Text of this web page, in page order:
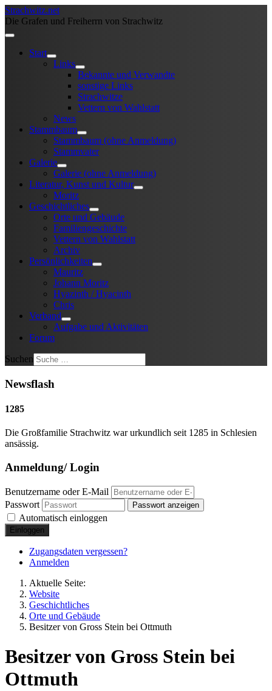
Strachwitz.net
Die Grafen und Freiherrn von Strachwitz
Start
Links
Bekannte und Verwandte
sonstige Links
Strachwitze
Vettern von Wahlstatt
News
Stammbaum
Stammbaum (ohne Anmeldung)
Stammvater
Galerie
Galerie (ohne Anmeldung)
Literatur, Kunst und Kultur
Moritz
Geschichtliches
Orte und Gebäude
Familiengeschichte
Vettern von Wahlstatt
Archiv
Persönlichkeiten
Mauritz
Johann Moritz
Hyazinth / Hyacinth
Chris
Verband
Aufgabe und Aktivitäten
Forum
Suchen
Newsflash
1285
Die Großfamilie Strachwitz war urkundlich seit 1285 in Schlesien
ansässig.
Anmeldung/ Login
Benutzername oder E-Mail
Passwort
Passwort anzeigen
Automatisch einloggen
Einloggen
Zugangsdaten vergessen?
Anmelden
Aktuelle Seite:
Website
Geschichtliches
Orte und Gebäude
Besitzer von Gross Stein bei Ottmuth
Besitzer von Gross Stein bei
Ottmuth